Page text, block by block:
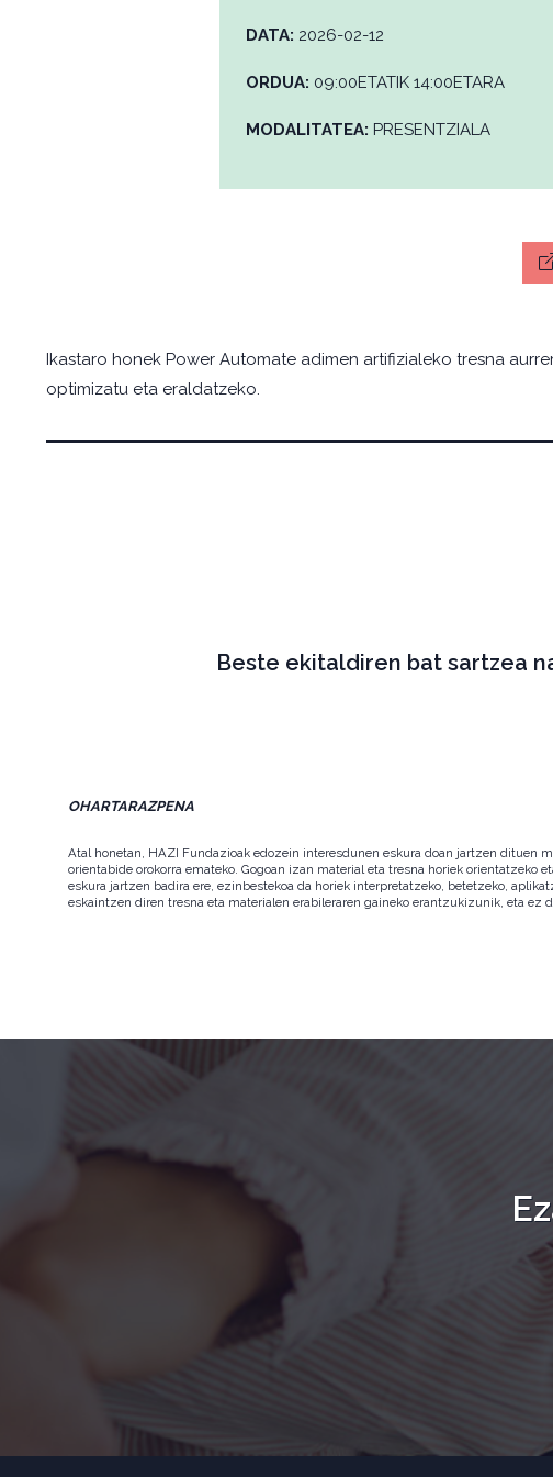
DATA: 2026-02-12
ORDUA: 09:00ETATIK 14:00ETARA
MODALITATEA: PRESENTZIALA
Ikastaro honek Power Automate adimen artifizialeko tresna
optimizatu eta eraldatzeko.
Beste ekitaldiren bat sartzea
OHARTARAZPENA
Atal honetan, HAZI Fundazioak edozein interesdunen eskura doan jartzen dituen
orientabide orokorra emateko. Gogoan izan material eta tresna horiek
eskura jartzen badira ere, ezinbestekoa da horiek interpretatzeko, betetzeko,
eskaintzen diren tresna eta materialen erabileraren gaineko erantzukizunik, eta